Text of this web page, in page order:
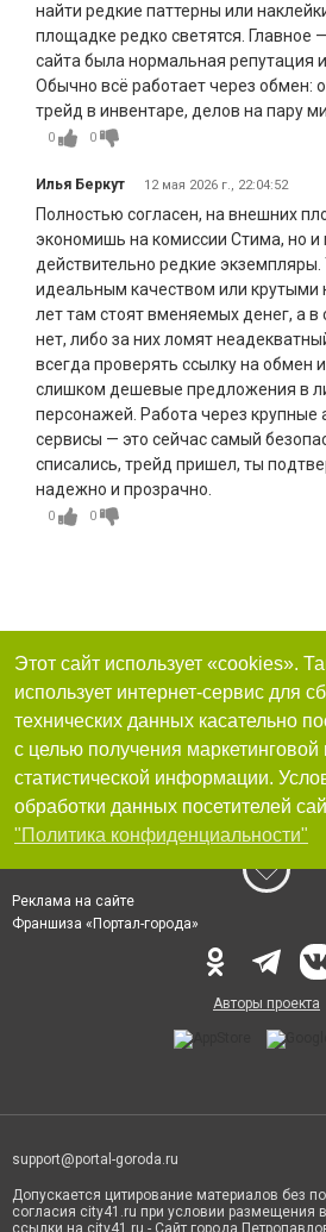
найти редкие паттерны или
площадке редко светятся. Главное
сайта была нормальная репутация
Обычно всё работает через обмен:
трейд в инвентаре, делов на пару
0 0
Илья Беркут 12 мая 2026 г., 22:04:52
Полностью согласен, на внешних
экономишь на комиссии Стима, но
действительно редкие
идеальным качеством или
лет там стоят вменяемых денег, а
нет, либо за них ломят
всегда проверять ссылку на обмен
слишком дешевые предложения в
персонажей. Работа через крупные
сервисы — это сейчас самый
списались, трейд пришел, ты
надежно и прозрачно.
0 0
Этот сайт использует «cookies».
использует интернет-сервис для
технических данных касательно
с целью получения маркетинговой
статистической информации.
обработки данных посетителей
"Политика конфиденциальности"
Реклама на сайте
Франшиза «Портал-города»
Авторы проекта
support@portal-goroda.ru
Допускается цитирование материалов без
согласия city41.ru при условии размещения в
ссылки на city41.ru - Сайт города